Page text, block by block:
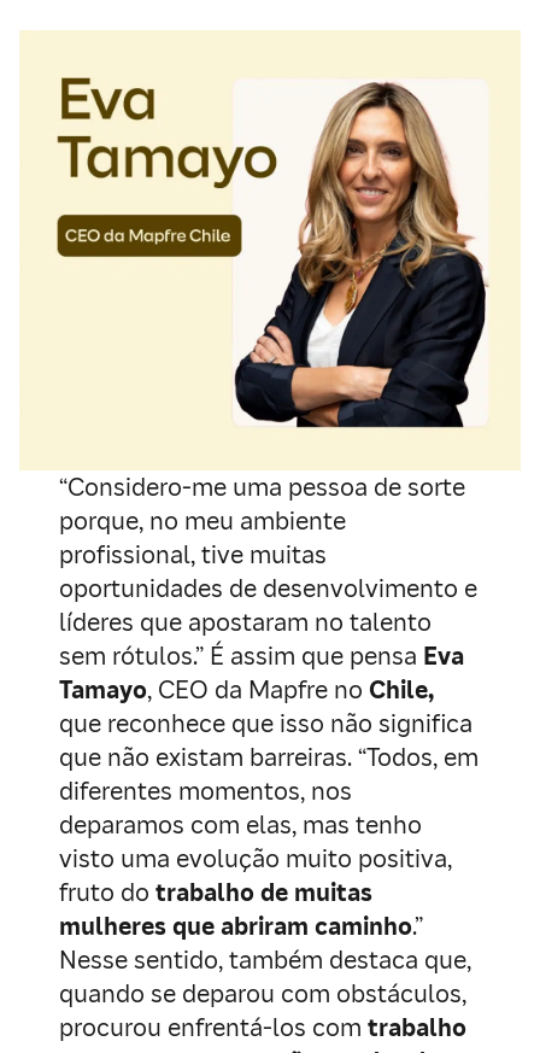
“Considero-me uma pessoa de sorte
porque, no meu ambiente
profissional, tive muitas
oportunidades de desenvolvimento e
líderes que apostaram no talento
sem rótulos.” É assim que pensa Eva
Tamayo, CEO da Mapfre noChile,
que reconhece que isso não significa
que não existam barreiras. “Todos, em
diferentes momentos, nos
deparamos com elas, mas tenho
visto uma evolução muito positiva,
fruto dotrabalho de muitas
mulheres que abriram caminho.”
Nesse sentido, também destaca que,
quando se deparou com obstáculos,
procurou enfrentá-los comtrabalho